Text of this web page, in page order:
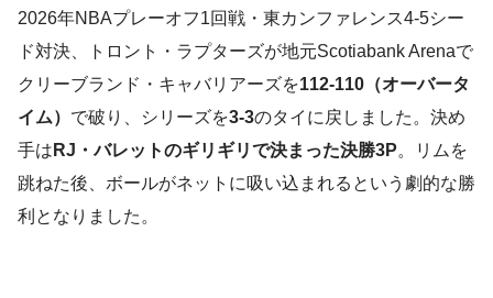
2026年NBAプレーオフ1回戦・東カンファレンス4-5シー
ド対決、トロント・ラプターズが地元Scotiabank Arenaで
クリーブランド・キャバリアーズを112-110（オーバータ
イム） で破り、シリーズを3-3のタイに戻しました。決め
手は RJ・バレットのギリギリで決まった決勝3P。リムを
跳ねた後、ボールがネットに吸い込まれるという劇的な勝
利となりました。